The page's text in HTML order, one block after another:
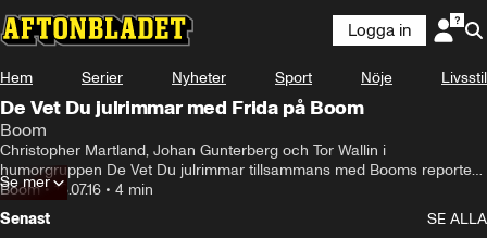
Logga in
Hem Serier Nyheter Sport Nöje Livsstil
De Vet Du julrimmar med Frida på Boom
Boom
Christopher Martland, Johan Gunterberg och Tor Wallin i
humorgruppen De Vet Du julrimmar tillsammans med Booms reporter
Frida
Boom• 18.07.16 • 4 min
Se mer
Senast
SE ALLA